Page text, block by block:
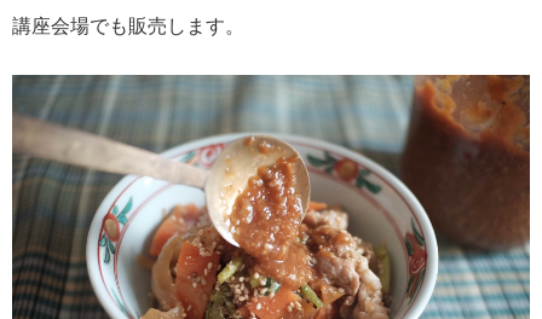
講座会場でも販売します。